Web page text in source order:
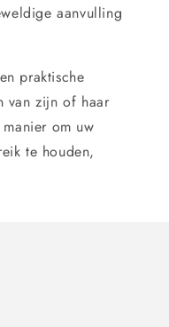
aanvulling
praktische
van zijn of haar
om uw
te houden,